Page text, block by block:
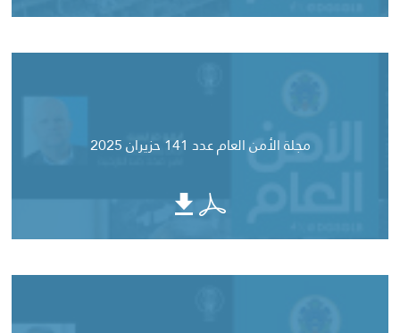
مجلة الأمن العام عدد 141 حزيران 2025